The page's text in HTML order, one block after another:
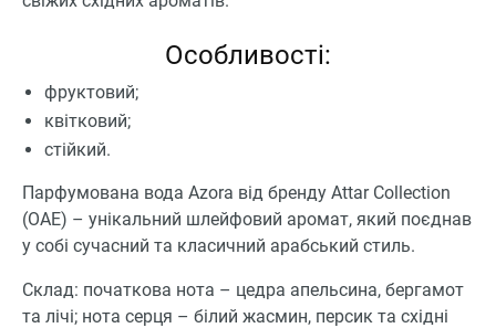
Особливості:
фруктовий;
квітковий;
стійкий.
Парфумована вода Azora від бренду Attar Collection
(ОАЕ) – унікальний шлейфовий аромат, який поєднав
у собі сучасний та класичний арабський стиль.
Склад: початкова нота – цедра апельсина, бергамот
та лічі; нота серця – білий жасмин, персик та східні